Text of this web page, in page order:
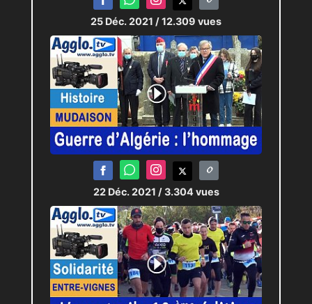
25 Déc. 2021 / 12.309 vues
22 Déc. 2021 / 3.304 vues